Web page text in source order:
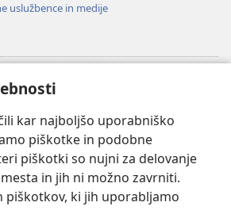
kar najboljšo uporabniško
piškotke in podobne
piškotki so nujni za delovanje
in jih ni možno zavrniti.
piškotkov, ki jih uporabljamo
uslužbence in medije
KNJIŽNICA™